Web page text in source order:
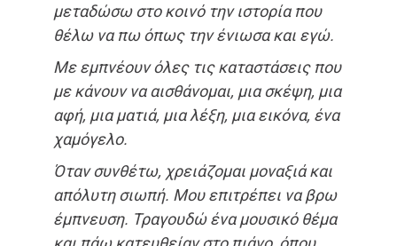
μεταδώσω στο κοινό την ιστορία που
θέλω να πω όπως την ένιωσα και εγώ.
Με εμπνέουν όλες τις καταστάσεις που
με κάνουν να αισθάνομαι, μια σκέψη, μια
αφή, μια ματιά, μια λέξη, μια εικόνα, ένα
χαμόγελο.
Όταν συνθέτω, χρειάζομαι μοναξιά και
απόλυτη σιωπή. Μου επιτρέπει να βρω
έμπνευση. Τραγουδώ ένα μουσικό θέμα